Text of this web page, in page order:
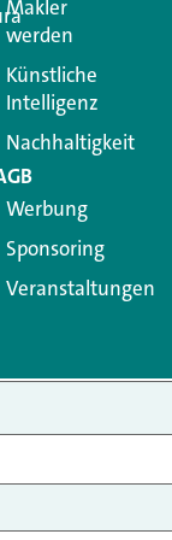
wird nicht
sind mit
Makler
werden
Künstliche
Intelligenz
Nachhaltigkeit
Werbung
Sponsoring
Veranstaltungen